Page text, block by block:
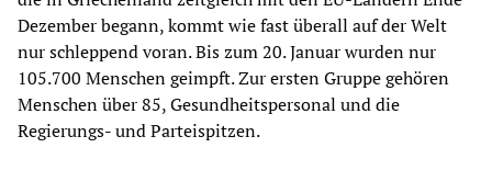
Dezember begann, kommt wie fast überall auf der Welt
nur schleppend voran. Bis zum 20. Januar wurden nur
105.700 Menschen geimpft. Zur ersten Gruppe gehören
Menschen über 85, Gesundheitspersonal und die
Regierungs- und Parteispitzen.